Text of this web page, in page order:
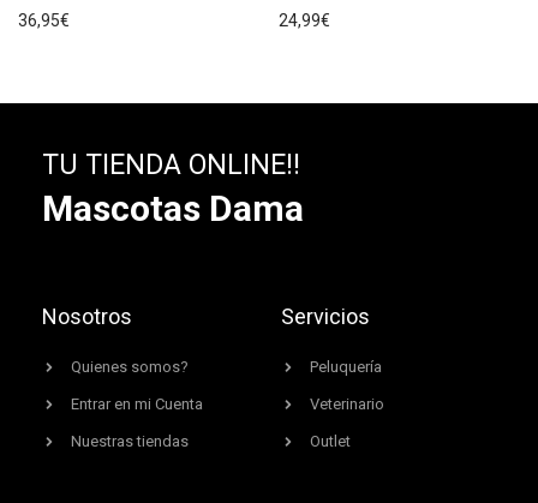
36,95€ 24,99€
TU TIENDA ONLINE!!
Mascotas Dama
Nosotros
Quienes somos?
Entrar en mi Cuenta
Nuestras tiendas
Servicios
Peluquería
Veterinario
Outlet